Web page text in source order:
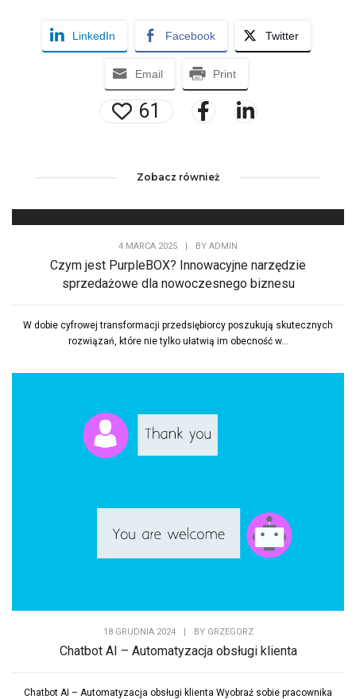
LinkedIn Facebook Twitter
Email Print
61
Zobacz również
4 MARCA 2025 | BY ADMIN
Czym jest PurpleBOX? Innowacyjne narzędzie
sprzedażowe dla nowoczesnego biznesu
W dobie cyfrowej transformacji przedsiębiorcy poszukują skutecznych
rozwiązań, które nie tylko ułatwią im obecność w...
18 GRUDNIA 2024 | BY GRZEGORZ
Chatbot AI – Automatyzacja obsługi klienta
Chatbot AI – Automatyzacja obsługi klienta Wyobraź sobie pracownika